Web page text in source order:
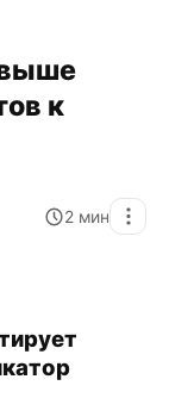
к
2 мин